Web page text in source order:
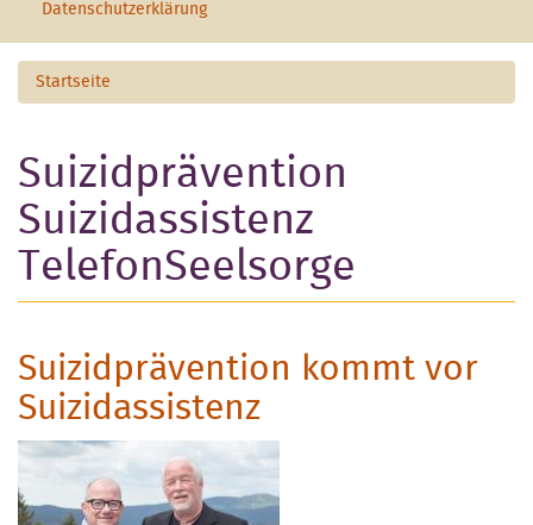
Datenschutzerklärung
Startseite
Suizidprävention
Suizidassistenz
TelefonSeelsorge
Suizidprävention kommt vor
Suizidassistenz